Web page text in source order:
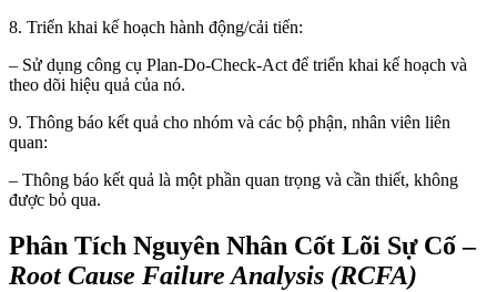
8. Triển khai kế hoạch hành động/cải tiến:
– Sử dụng công cụ Plan-Do-Check-Act để triển khai kế hoạch và
theo dõi hiệu quả của nó.
9. Thông báo kết quả cho nhóm và các bộ phận, nhân viên liên
quan:
– Thông báo kết quả là một phần quan trọng và cần thiết, không
được bỏ qua.
Phân Tích Nguyên Nhân Cốt Lõi Sự Cố –
Root Cause Failure Analysis (RCFA)